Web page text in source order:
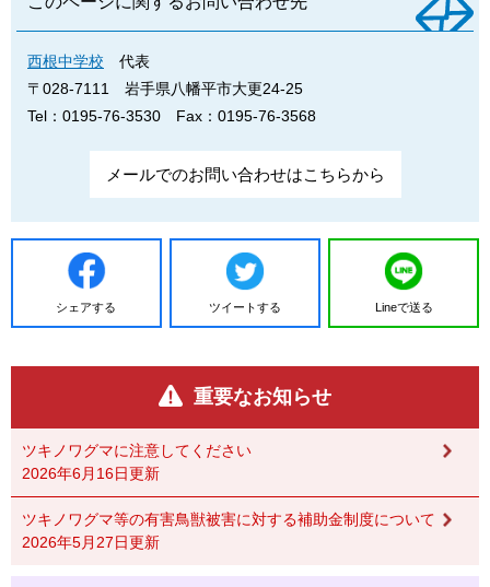
西根中学校
代表
〒028-7111
岩手県八幡平市大更24-25
Tel：0195-76-3530
Fax：0195-76-3568
メールでのお問い合わせはこちらから
シェアする ツイートする Lineで送る
重要なお知らせ
ツキノワグマに注意してください
2026年6月16日更新
ツキノワグマ等の有害鳥獣被害に対する補助金制度について
2026年5月27日更新